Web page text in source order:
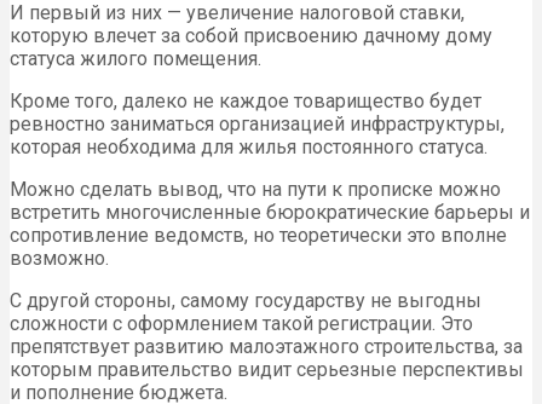
И первый из них — увеличение налоговой ставки,
которую влечет за собой присвоению дачному дому
статуса жилого помещения.
Кроме того, далеко не каждое товарищество будет
ревностно заниматься организацией инфраструктуры,
которая необходима для жилья постоянного статуса.
Можно сделать вывод, что на пути к прописке можно
встретить многочисленные бюрократические барьеры и
сопротивление ведомств, но теоретически это вполне
возможно.
С другой стороны, самому государству не выгодны
сложности с оформлением такой регистрации. Это
препятствует развитию малоэтажного строительства, за
которым правительство видит серьезные перспективы
и пополнение бюджета.